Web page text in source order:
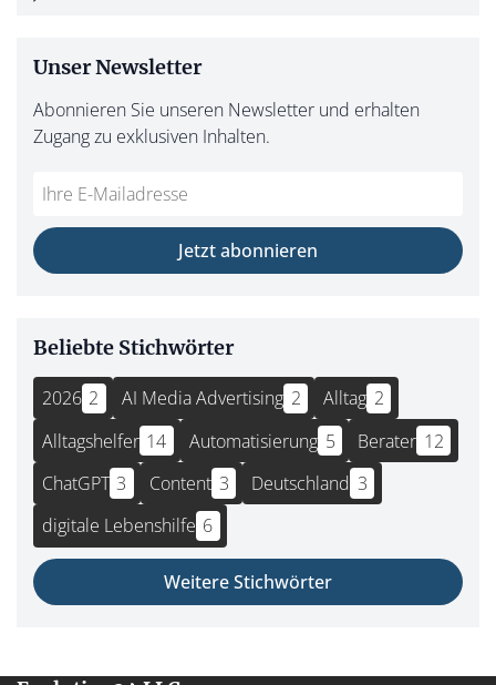
Unser Newsletter
Abonnieren Sie unseren Newsletter und erhalten
Zugang zu exklusiven Inhalten.
Jetzt abonnieren
Beliebte Stichwörter
2026 2 AI Media Advertising 2 Alltag 2
Alltagshelfer 14 Automatisierung 5 Berater 12
ChatGPT 3 Content 3 Deutschland 3
digitale Lebenshilfe 6
Weitere Stichwörter